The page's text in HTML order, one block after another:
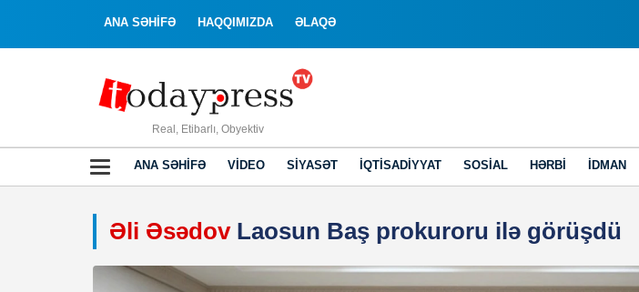
ANA SƏHİFƏ HAQQIMIZDA ƏLAQƏ
Real, Etibarlı, Obyektiv
ANA SƏHIFƏ VIDEO SIYASƏT İQTISADIYYAT SOSIAL HƏRBI İDMAN
Əli ƏsədovLaosun Baş prokuroru ilə görüşdü